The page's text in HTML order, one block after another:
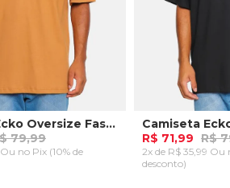
Camiseta Ecko Oversize Fashion Basic Marrom
79,99
no Pix (10% de
R$ 71,99 R$
2x de R$ 35,99 Ou
desconto)